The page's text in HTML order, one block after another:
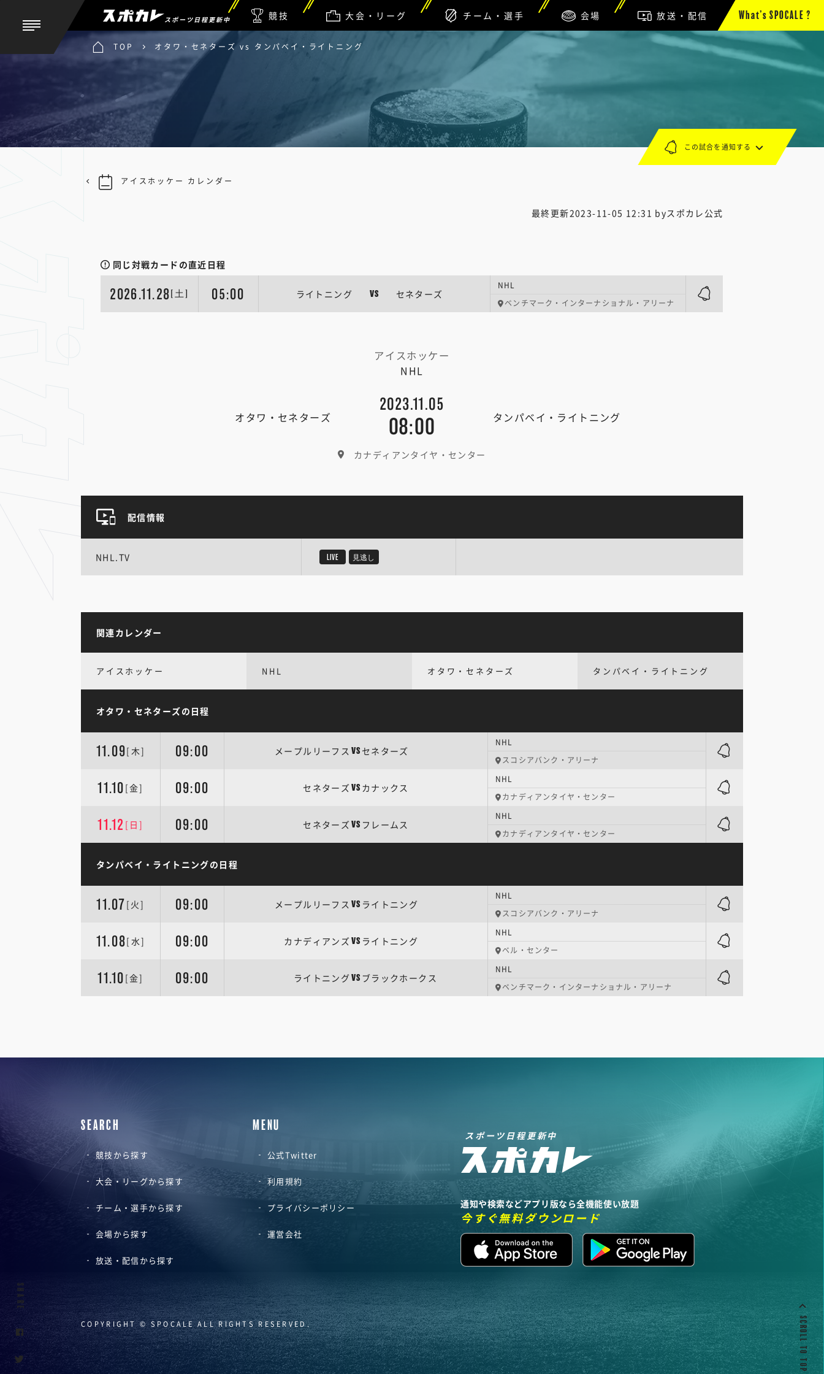
スポーツ日程更新中 競技 大会・リーグ チーム・選手 会場 放送・配信 What’s SPOCALE ?
TOP オタワ・セネターズ vs タンパベイ・ライトニング
最終更新2023-11-05 12:31 byスポカレ公式
同じ対戦カードの直近日程
2026.11.28 [土] 05:00 ライトニング VS セネターズ
NHL
ベンチマーク・インターナショナル・アリーナ
アイスホッケー
NHL
オタワ・セネターズ
2023.11.05
08:00 タンパベイ・ライトニング
カナディアンタイヤ・センター
この試合を通知する
アイスホッケー カレンダー
配信情報
NHL.TV LIVE 見逃し
関連カレンダー
アイスホッケー NHL オタワ・セネターズ タンパベイ・ライトニング
オタワ・セネターズの日程
11.09[木] 09:00 メープルリーフス VS セネターズ
NHL
スコシアバンク・アリーナ
11.10 [金] 09:00 セネターズ VS カナックス
NHL
カナディアンタイヤ・センター
11.12 [日] 09:00 セネターズ VS フレームス
NHL
カナディアンタイヤ・センター
タンパベイ・ライトニングの日程
11.07 [火] 09:00 メープルリーフス VS ライトニング
NHL
スコシアバンク・アリーナ
11.08[水] 09:00 カナディアンズ VS ライトニング
NHL
ベル・センター
11.10 [金] 09:00 ライトニング VS ブラックホークス
NHL
ベンチマーク・インターナショナル・アリーナ
SEARCH
競技から探す
大会・リーグから探す
チーム・選手から探す
会場から探す
放送・配信から探す
MENU
公式Twitter
利用規約
プライバシーポリシー
運営会社
スポーツ日程更新中
通知や検索などアプリ版なら全機能使い放題
今すぐ無料ダウンロード
COPYRIGHT © SPOCALE ALL RIGHTS RESERVED. SCROLL TO TOP
SHARE